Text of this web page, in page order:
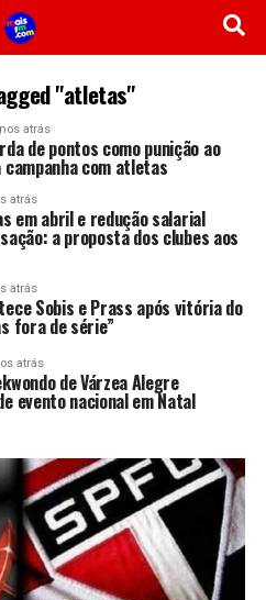
"atletas"
atrás
de pontos como punição ao
com atletas
atrás
em abril e redução salarial
a proposta dos clubes aos
atrás
Sobis e Prass após vitória do
fora de série”
atrás
de Várzea Alegre
evento nacional em Natal